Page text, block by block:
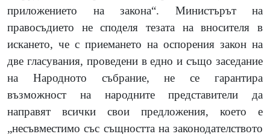
приложението на закона“. Министърът на
правосъдието не споделя тезата на вносителя в
искането, че с приемането на оспорения закон на
две гласувания, проведени в едно и също заседание
на Народното събрание, не се гарантира
възможност на народните представители да
направят всички свои предложения, което е
„несъвместимо със същността на законодателството